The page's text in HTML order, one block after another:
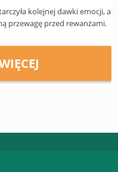
kolejnej dawki emocji, a
przewagę przed rewanżami.